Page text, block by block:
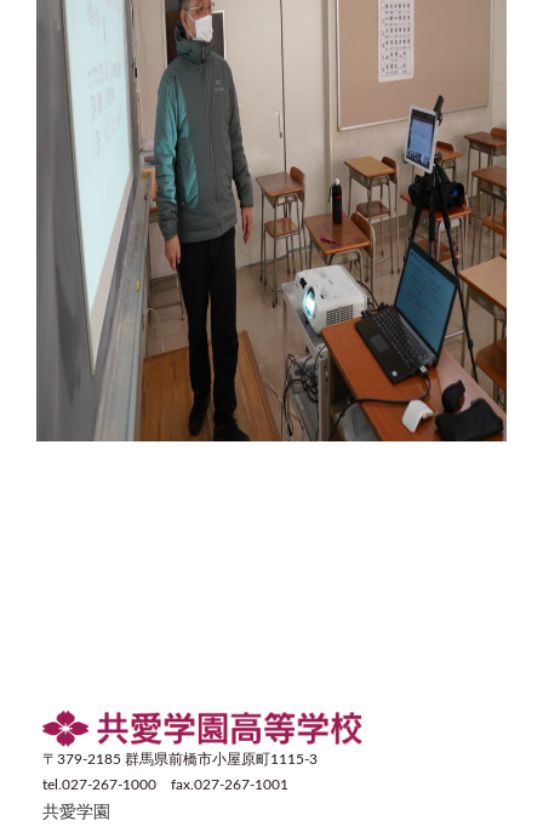
〒379-2185 群馬県前橋市小屋原町1115-3
tel.027-267-1000 fax.027-267-1001
共愛学園